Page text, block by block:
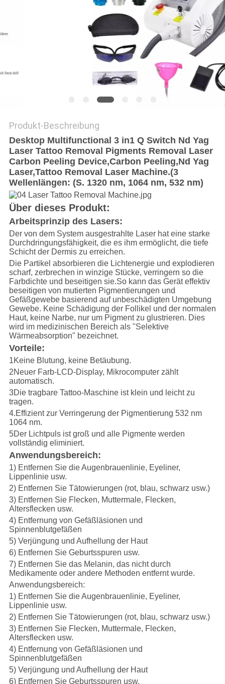
PRIVACY
Produkt-Beschreibung
Desktop Multifunctional 3 in1 Q Switch Nd Yag
Laser Tattoo Removal Pigments Removal Laser
Carbon Peeling Device,Carbon Peeling,Nd Yag
Laser,Tattoo Removal Laser Machine.(3
Wellenlängen: (S. 1320 nm, 1064 nm, 532 nm)
Über dieses Produkt:
Arbeitsprinzip des Lasers:
Der von dem System ausgestrahlte Laser hat eine starke
Durchdringungsfähigkeit, die es ihm ermöglicht, die tiefe
Schicht der Dermis zu erreichen.
Die Partikel absorbieren die Lichtenergie und explodieren
scharf, zerbrechen in winzige Stücke, verringern so die
Farbdichte und beseitigen sie.So kann das Gerät effektiv
beseitigen von mutierten Pigmentierungen und
Gefäßgewebe basierend auf unbeschädigten Umgebung
Gewebe. Keine Schädigung der Follikel und der normalen
Haut, keine Narbe, nur um Pigment zu glustrieren. Dies
wird im medizinischen Bereich als "Selektive
Wärmeabsorption" bezeichnet.
Vorteile:
1Keine Blutung, keine Betäubung.
2Neuer Farb-LCD-Display, Mikrocomputer zählt
automatisch.
3Die tragbare Tattoo-Maschine ist klein und leicht zu
tragen.
4.Effizient zur Verringerung der Pigmentierung 532 nm
1064 nm.
5Der Lichtpuls ist groß und alle Pigmente werden
vollständig eliminiert.
Anwendungsbereich:
1) Entfernen Sie die Augenbrauenlinie, Eyeliner,
Lippenlinie usw.
2) Entfernen Sie Tätowierungen (rot, blau, schwarz usw.)
3) Entfernen Sie Flecken, Muttermale, Flecken,
Altersflecken usw.
4) Entfernung von Gefäßläsionen und
Spinnenblutgefäßen
5) Verjüngung und Aufhellung der Haut
6) Entfernen Sie Geburtsspuren usw.
7) Entfernen Sie das Melanin, das nicht durch
Medikamente oder andere Methoden entfernt wurde.
Anwendungsbereich:
1) Entfernen Sie die Augenbrauenlinie, Eyeliner,
Lippenlinie usw.
2) Entfernen Sie Tätowierungen (rot, blau, schwarz usw.)
3) Entfernen Sie Flecken, Muttermale, Flecken,
Altersflecken usw.
4) Entfernung von Gefäßläsionen und
Spinnenblutgefäßen
5) Verjüngung und Aufhellung der Haut
6) Entfernen Sie Geburtsspuren usw.